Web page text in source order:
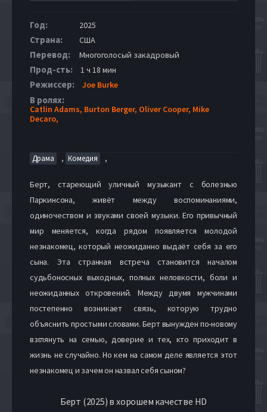
Год: 2025
Страна: США
Перевод: Многоголосый закадровый
Прод-сть: 1 ч 18 мин
Режиссер: Joe Burke
В ролях:
Catlin Adams, Burton Berger, Oliver Cooper, Mike
Decaro,
Драма , Комедия ,
Берт, стареющий уличный музыкант с болезнью
Паркинсона, живёт между воспоминаниями,
одиночеством и звуками своей музыки. Его привычный
мир меняется, когда рядом появляется молодой
незнакомец, который неожиданно выдаёт себя за его
сына. Эта странная встреча становится началом
судьбоносных выходных, полных неловкости, боли и
неожиданных откровений. Между двумя мужчинами
постепенно возникает связь, которую трудно
объяснить простыми словами. Берт вынужден по-новому
взглянуть на семью, доверие и тех, кто приходит в
жизнь не случайно. Но кем на самом деле является этот
незнакомец и зачем он назвал себя сыном?
Берт (2025) в хорошем качестве HD